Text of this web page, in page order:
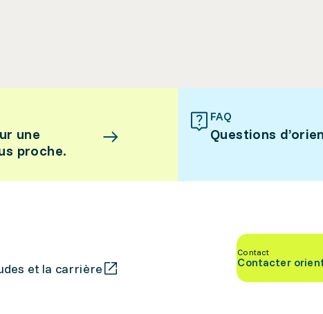
une
proche.
FAQ
Questions
et la carrière
Contact
Contacter